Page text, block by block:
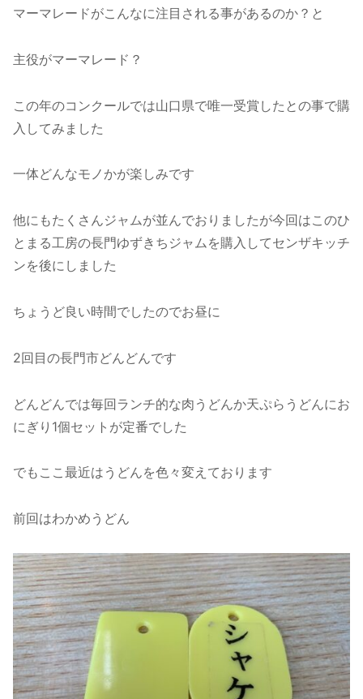
マーマレードがこんなに注目される事があるのか？と
主役がマーマレード？
この年のコンクールでは山口県で唯一受賞したとの事で購
入してみました
一体どんなモノかが楽しみです
他にもたくさんジャムが並んでおりましたが今回はこのひ
とまる工房の長門ゆずきちジャムを購入してセンザキッチ
ンを後にしました
ちょうど良い時間でしたのでお昼に
2回目の長門市どんどんです
どんどんでは毎回ランチ的な肉うどんか天ぷらうどんにお
にぎり1個セットが定番でした
でもここ最近はうどんを色々変えております
前回はわかめうどん